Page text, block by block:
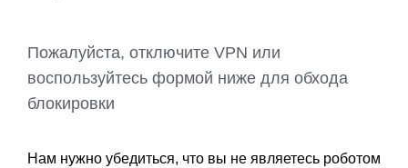
Пожалуйста, отключите VPN или
воспользуйтесь формой ниже для обхода
блокировки
Нам нужно убедиться, что вы не являетесь роботом